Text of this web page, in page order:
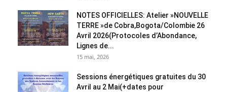
NOTES OFFICIELLES: Atelier »NOUVELLE
TERRE »de Cobra,Bogota/Colombie 26
Avril 2026(Protocoles d’Abondance,
Lignes de...
15 mai, 2026
Sessions énergétiques gratuites du 30
Avril au 2 Mai(+dates pour